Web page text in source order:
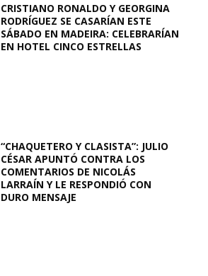
CRISTIANO RONALDO Y GEORGINA
RODRÍGUEZ SE CASARÍAN ESTE
SÁBADO EN MADEIRA: CELEBRARÍAN
EN HOTEL CINCO ESTRELLAS
“CHAQUETERO Y CLASISTA”: JULIO
CÉSAR APUNTÓ CONTRA LOS
COMENTARIOS DE NICOLÁS
LARRAÍN Y LE RESPONDIÓ CON
DURO MENSAJE